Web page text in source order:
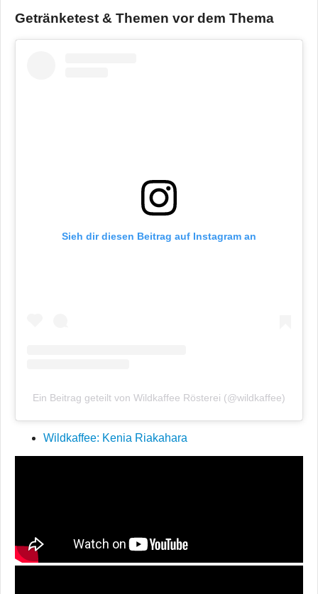
Getränketest & Themen vor dem Thema
Sieh dir diesen Beitrag auf Instagram an
Ein Beitrag geteilt von Wildkaffee Rösterei (@wildkaffee)
Wildkaffee: Kenia Riakahara